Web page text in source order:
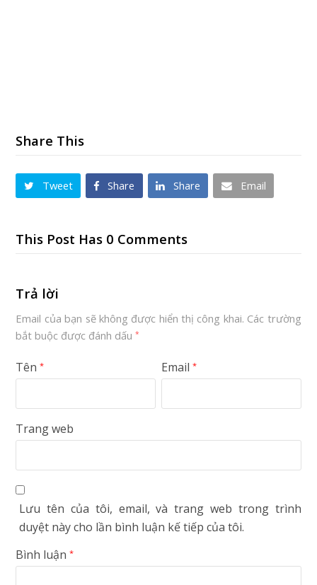
Share This
Tweet Share Share Email
This Post Has 0 Comments
Trả lời
Email của bạn sẽ không được hiển thị công khai. Các trường
bắt buộc được đánh dấu*
Tên* Email*
Trang web
Lưu tên của tôi, email, và trang web trong trình
duyệt này cho lần bình luận kế tiếp của tôi.
Bình luận*